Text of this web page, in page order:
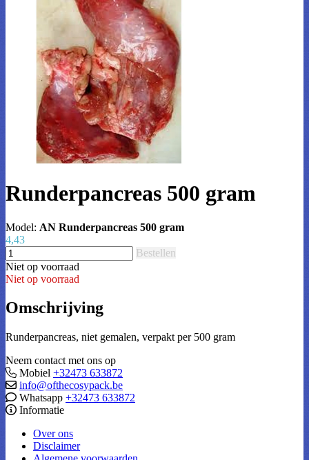
Runderpancreas 500 gram
Model: AN Runderpancreas 500 gram
4,43
Bestellen
Niet op voorraad
Niet op voorraad
Omschrijving
Runderpancreas, niet gemalen, verpakt per 500 gram
Neem contact met ons op
Mobiel +32473 633872
info@ofthecosypack.be
Whatsapp +32473 633872
Informatie
Over ons
Disclaimer